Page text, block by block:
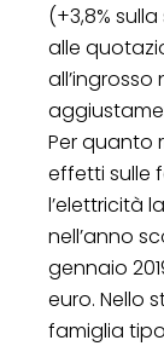
(+3,8%
alle
Per quanto
effetti sulle
l’elettricità
nell’anno
gennaio
euro. Nello
famiglia